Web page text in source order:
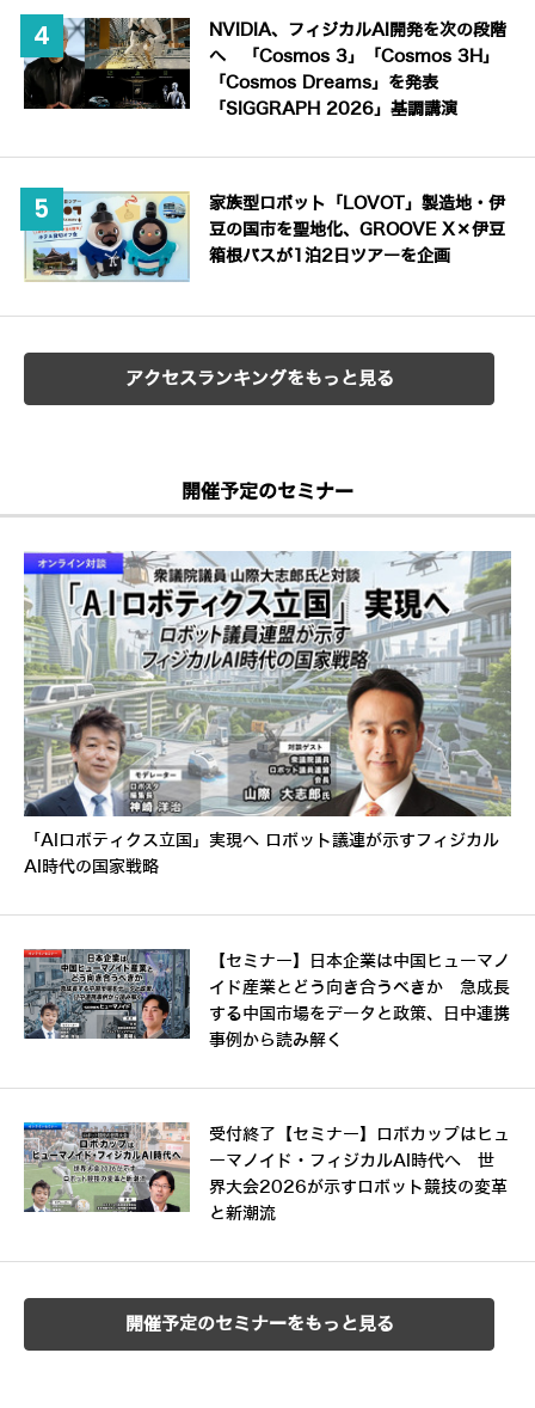
NVIDIA、フィジカルAI開発を次の段階
へ 「Cosmos 3」「Cosmos 3H」
「Cosmos Dreams」を発表
「SIGGRAPH 2026」基調講演
家族型ロボット「LOVOT」製造地・伊
豆の国市を聖地化、GROOVE X×伊豆
箱根バスが1泊2日ツアーを企画
アクセスランキングをもっと見る
開催予定のセミナー
「AIロボティクス立国」実現へ ロボット議連が示すフィジカル
AI時代の国家戦略
【セミナー】日本企業は中国ヒューマノ
イド産業とどう向き合うべきか 急成長
する中国市場をデータと政策、日中連携
事例から読み解く
受付終了【セミナー】ロボカップはヒュ
ーマノイド・フィジカルAI時代へ 世
界大会2026が示すロボット競技の変革
と新潮流
開催予定のセミナーをもっと見る